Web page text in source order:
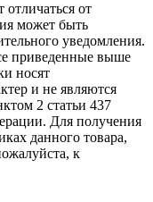
от
может быть
уведомления.
приведенные выше
носят
и не являются
2 статьи 437
Для получения
данного товара,
к